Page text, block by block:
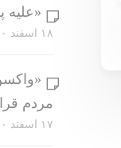
«علیه
۱۸ اسفند ۱۴۰۰
مردم
۱۷ اسفند ۱۴۰۰